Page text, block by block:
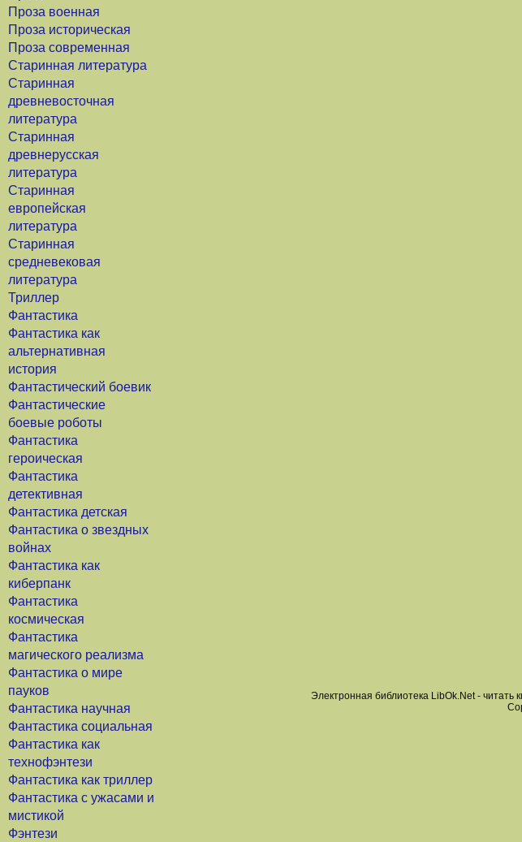
Проза военная
Проза историческая
Проза современная
Старинная литература
Старинная
древневосточная
литература
Старинная
древнерусская
литература
Старинная
европейская
литература
Старинная
средневековая
литература
Триллер
Фантастика
Фантастика как
альтернативная
история
Фантастический боевик
Фантастические
боевые роботы
Фантастика
героическая
Фантастика
детективная
Фантастика детская
Фантастика о звездных
войнах
Фантастика как
киберпанк
Фантастика
космическая
Фантастика
магического реализма
Фантастика о мире
пауков
Фантастика научная
Фантастика социальная
Фантастика как
технофэнтези
Фантастика как триллер
Фантастика с ужасами и
мистикой
Фэнтези
Электронная библиотека LibOk.Net - читать